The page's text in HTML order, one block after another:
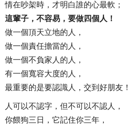
情在吵架時，才明白誰的心最軟；
這輩子，不容易，要做四個人！
做一個頂天立地的人，
做一個責任擔當的人，
做一個不負家人的人，
有一個寬容大度的人，
最重要的是要認識人，交到好朋友！
人可以不認字，但不可以不認人，
你餵狗三日，它記住你三年，